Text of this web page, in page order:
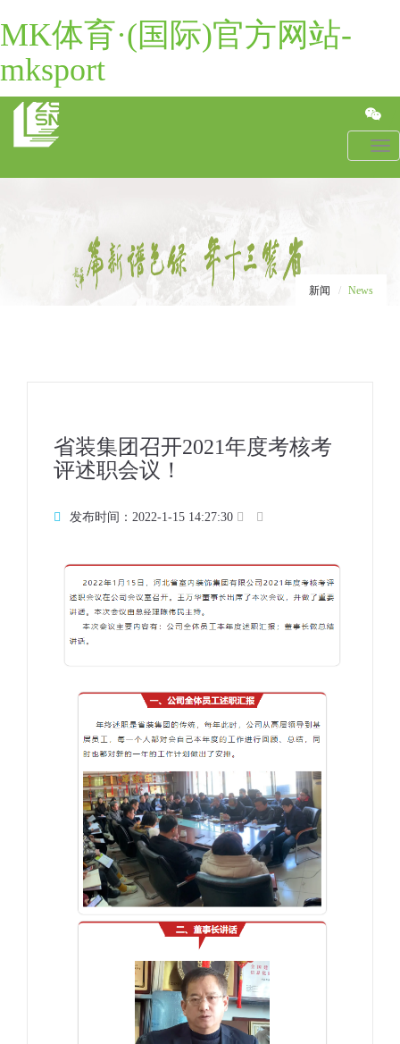
MK体育·(国际)官方网站-
mksport
新闻 News
省装集团召开2021年度考核考
评述职会议！
发布时间：2022-1-15 14:27:30